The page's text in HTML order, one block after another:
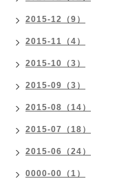
2015-12（9）
2015-11（4）
2015-10（3）
2015-09（3）
2015-08（14）
2015-07（18）
2015-06（24）
0000-00（1）